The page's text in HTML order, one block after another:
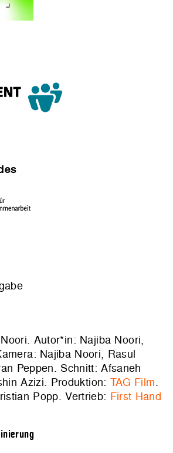
Autor*in: Najiba Noori,
Najiba Noori, Rasul
Peppen. Schnitt: Afsaneh
Azizi. Produktion: TAG Film.
Popp. Vertrieb: First Hand